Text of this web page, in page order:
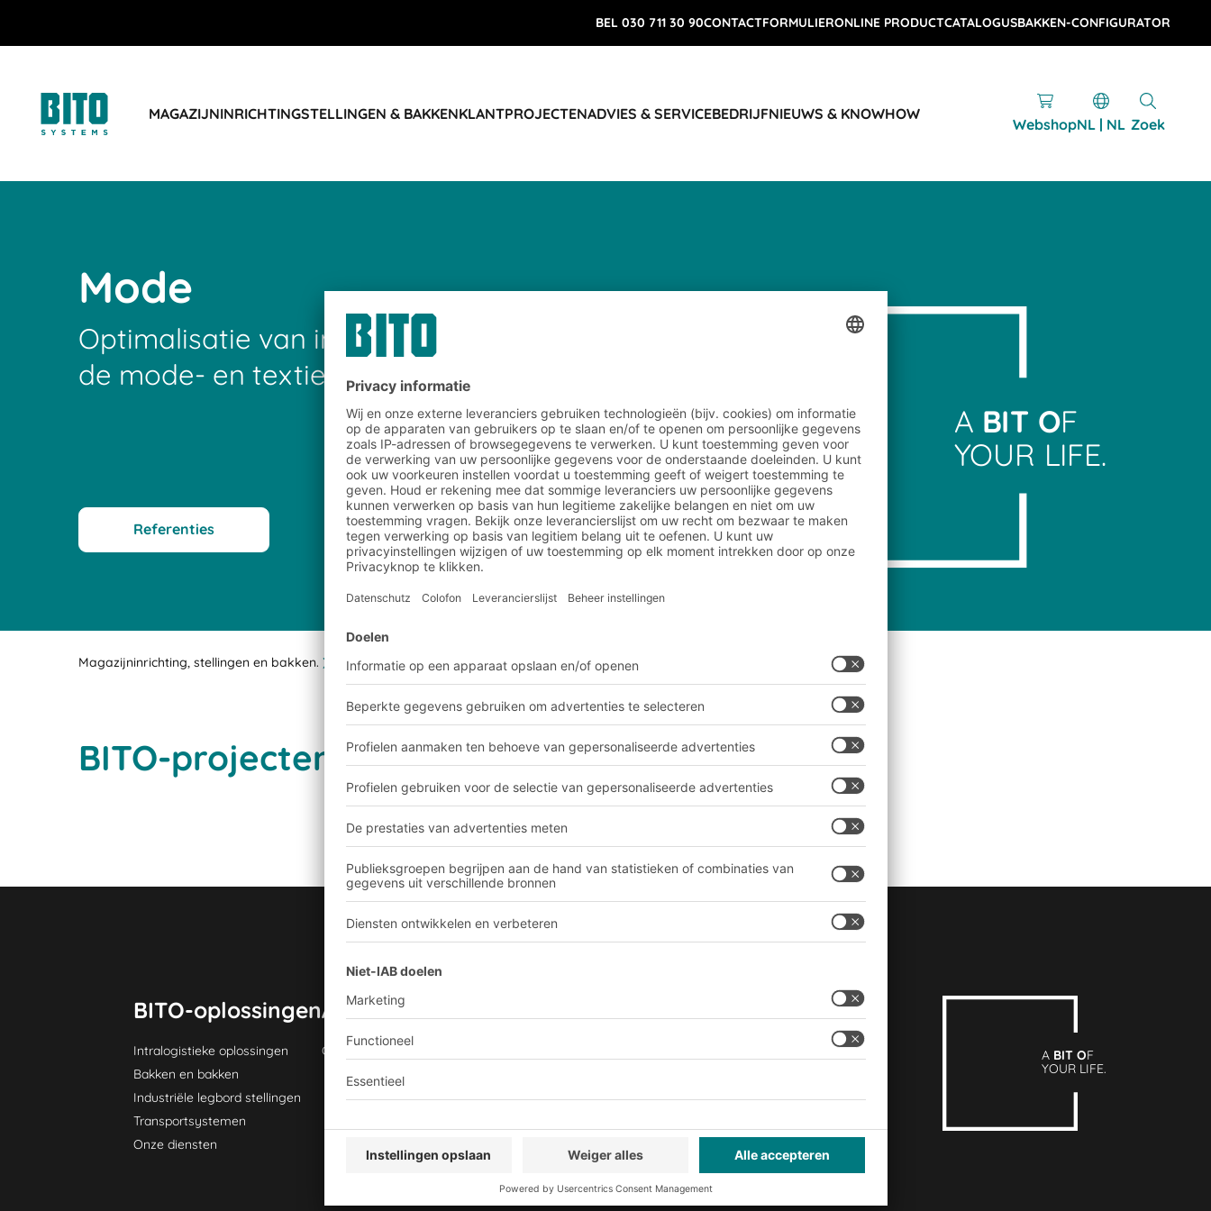
BEL 030 711 30 90CONTACTFORMULIERONLINE PRODUCTCATALOGUSBAKKEN-CONFIGURATOR
MAGAZIJNINRICHTINGSTELLINGEN & BAKKENKLANTPROJECTENADVIES & SERVICEBEDRIJFNIEUWS & KNOWHOW
WebshopNL | NL Zoek
A BIT OF
YOUR LIFE.
Mode
Optimalisatie van intralogistiek in
de mode- en textielindustrie
Referenties
Magazijninrichting, stellingen en bakken. Klantprojecten Mode
BITO-projecten gerealiseerd in de modesector
BITO-oplossingen
Intralogistieke oplossingen
Bakken en bakken
Industriële legbord stellingen
Transportsystemen
Onze diensten
Advies & Service
Contactformulier
Onze productie
A BIT OF
YOUR LIFE.